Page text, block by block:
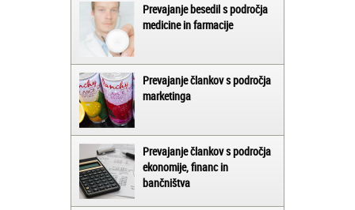
Prevajanje besedil s področja
medicine in farmacije
Prevajanje člankov s področja
marketinga
Prevajanje člankov s področja
ekonomije, financ in
bančništva